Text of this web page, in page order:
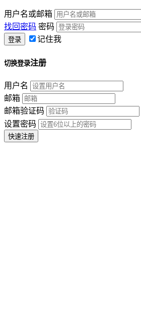
用户名或邮箱
找回密码 密码
记住我
切换登录注册
用户名
邮箱
邮箱验证码
设置密码